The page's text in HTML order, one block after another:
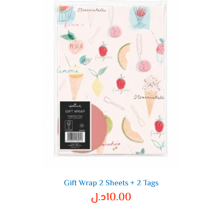
Gift Wrap 2 Sheets + 2 Tags
10.00د.ل